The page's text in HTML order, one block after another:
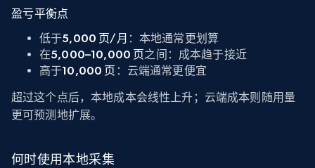
盈亏平衡点
低于5,000 页/月 ：本地通常更划算
在5,000–10,000 页之间：成本趋于接近
高于10,000 页 ：云端通常更便宜
超过这个点后，本地成本会线性上升；云端成本则随用量
更可预测地扩展。
何时使用本地采集